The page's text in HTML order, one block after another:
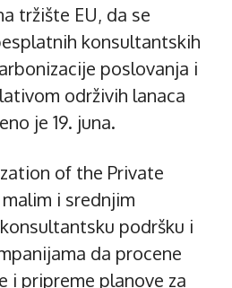
tržište EU, da se
konsultantskih
poslovanja i
održivih lanaca
je 19. juna.
of the Private
i srednjim
podršku i
da procene
i pripreme planove za